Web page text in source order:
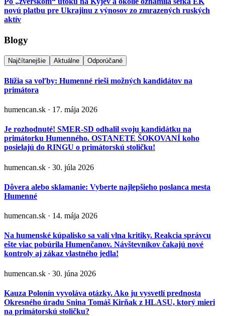
novú platbu pre Ukrajinu z výnosov zo zmrazených ruských
aktív
Blogy
Najčítanejšie Aktuálne Odporúčané
Blížia sa voľby: Humenné rieši možných kandidátov na
primátora
humencan.sk · 17. mája 2026
Je rozhodnuté! SMER-SD odhalil svoju kandidátku na
primátorku Humenného. OSTANETE ŠOKOVANÍ koho
posielajú do RINGU o primátorskú stoličku!
humencan.sk · 30. júla 2026
Dôvera alebo sklamanie: Vyberte najlepšieho poslanca mesta
Humenné
humencan.sk · 14. mája 2026
Na humenské kúpalisko sa valí vlna kritiky. Reakcia správcu
ešte viac pobúrila Humenčanov. Návštevníkov čakajú nové
kontroly aj zákaz vlastného jedla!
humencan.sk · 30. júna 2026
Kauza Polonín vyvoláva otázky. Ako ju vysvetlí prednosta
Okresného úradu Snina Tomáš Kirňak z HLASU, ktorý mieri
na primátorskú stoličku?